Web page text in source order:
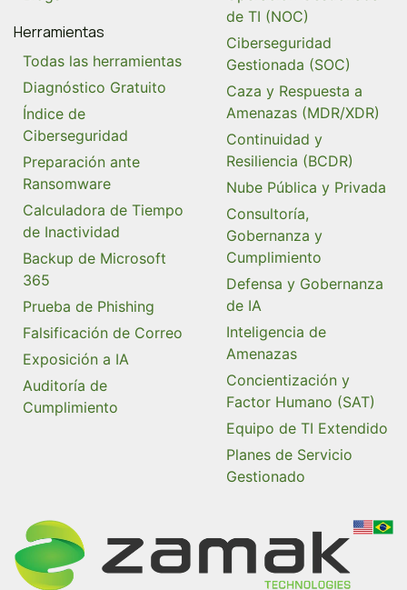
Herramientas
Todas las herramientas
Diagnóstico Gratuito
Índice de
Ciberseguridad
Preparación ante
Ransomware
Calculadora de Tiempo
de Inactividad
Backup de Microsoft
365
Prueba de Phishing
Falsificación de Correo
Exposición a IA
Auditoría de
Cumplimiento
de TI (NOC)
Ciberseguridad
Gestionada (SOC)
Caza y Respuesta a
Amenazas (MDR/XDR)
Continuidad y
Resiliencia (BCDR)
Nube Pública y Privada
Consultoría,
Gobernanza y
Cumplimiento
Defensa y Gobernanza
de IA
Inteligencia de
Amenazas
Concientización y
Factor Humano (SAT)
Equipo de TI Extendido
Planes de Servicio
Gestionado